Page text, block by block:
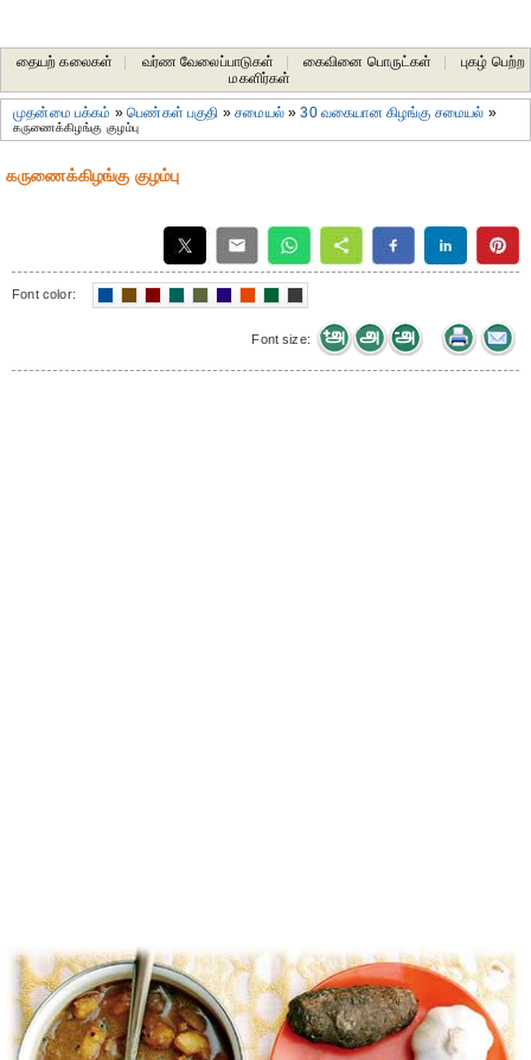
தையற் கலைகள் வர்ண வேலைப்பாடுகள் கைவினை பொருட்கள்
புகழ் பெற்ற
மகளிர்கள்
முதன்மை பக்கம் »பெண்கள் பகுதி »சமையல்»30 வகையான கிழங்கு சமையல் »
கருணைக்கிழங்கு குழம்பு
கருணைக்கிழங்கு குழம்பு
Font color:
Font size: